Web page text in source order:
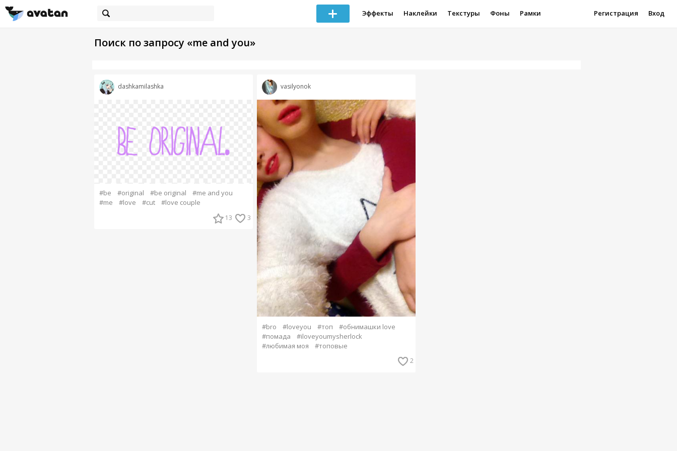
Эффекты Наклейки Текстуры Фоны Рамки Регистрация Вход
Поиск по запросу «me and you»
dashkamilashka
#be #original #be original
#me and you
#me
#love #cut #love couple
13 3
vasilyonok
#bro #loveyou #топ
#обнимашки love
#помада
#iloveyoumysherlock
#любимая моя
#топовые
2